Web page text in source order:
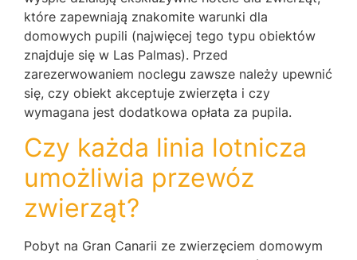
które zapewniają znakomite warunki dla
domowych pupili (najwięcej tego typu obiektów
znajduje się w Las Palmas). Przed
zarezerwowaniem noclegu zawsze należy upewnić
się, czy obiekt akceptuje zwierzęta i czy
wymagana jest dodatkowa opłata za pupila.
Czy każda linia lotnicza
umożliwia przewóz
zwierząt?
Pobyt na Gran Canarii ze zwierzęciem domowym